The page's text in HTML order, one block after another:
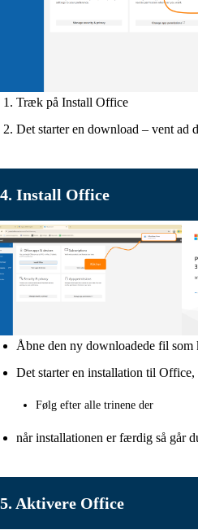
Træk på Install Office
Det starter en download – vent ad
4. Install Office
Åbne den ny downloadede fil som
Det starter en installation til Office,
Følg efter alle trinene der
når installationen er færdig så går
5. Aktivere Office